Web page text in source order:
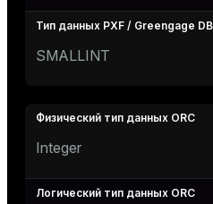
SMALLINT
Integer